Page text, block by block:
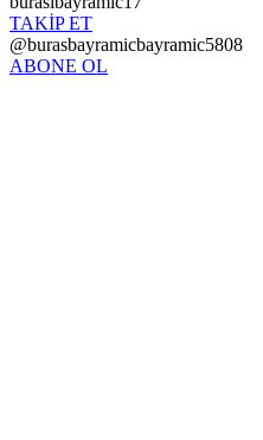
TAKİP ET
@burasbayramicbayramic5808
ABONE OL